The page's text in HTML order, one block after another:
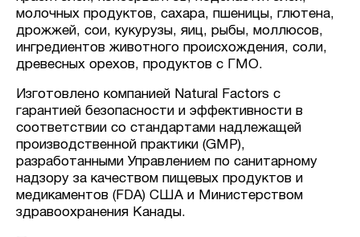
молочных продуктов, сахара, пшеницы, глютена,
дрожжей, сои, кукурузы, яиц, рыбы, моллюсов,
ингредиентов животного происхождения, соли,
древесных орехов, продуктов с ГМО.
Изготовлено компанией Natural Factors с
гарантией безопасности и эффективности в
соответствии со стандартами надлежащей
производственной практики (GMP),
разработанными Управлением по санитарному
надзору за качеством пищевых продуктов и
медикаментов (FDA) США и Министерством
здравоохранения Канады.